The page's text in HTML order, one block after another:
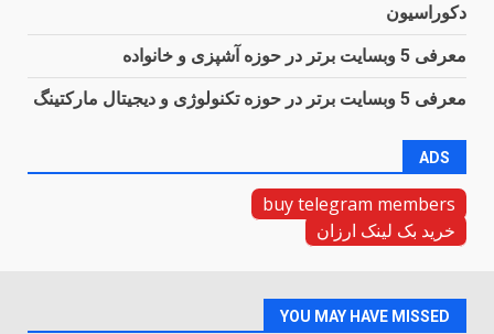
دکوراسیون
معرفی 5 وبسایت برتر در حوزه آشپزی و خانواده
معرفی 5 وبسایت برتر در حوزه تکنولوژی و دیجیتال مارکتینگ
ADS
buy telegram members
خرید بک لینک ارزان
YOU MAY HAVE MISSED